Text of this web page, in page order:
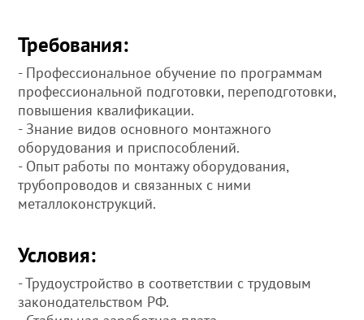
Требования:
- Профессиональное обучение по программам
профессиональной подготовки, переподготовки,
повышения квалификации.
- Знание видов основного монтажного
оборудования и приспособлений.
- Опыт работы по монтажу оборудования,
трубопроводов и связанных с ними
металлоконструкций.
Условия:
- Трудоустройство в соответствии с трудовым
законодательством РФ.